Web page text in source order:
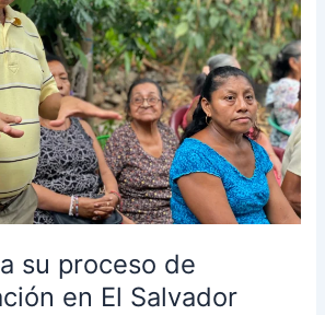
su proceso de
en El Salvador